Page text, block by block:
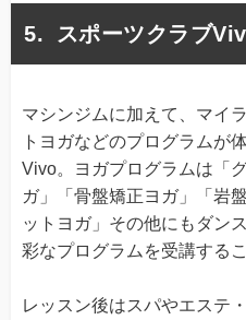
スポーツクラブ
マシンジムに加えて、マイ
トヨガなどのプログラムが
Vivo。ヨガプログラムは「
ガ」「骨盤矯正ヨガ」「岩
ットヨガ」その他にもダン
彩なプログラムを受講する
レッスン後はスパやエステ